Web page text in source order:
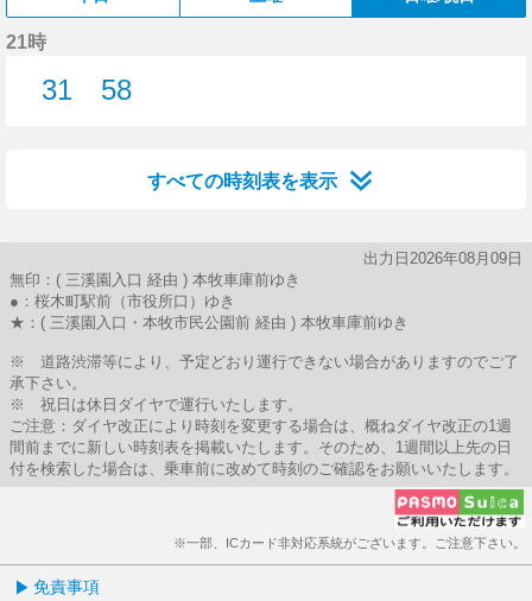
21時
31
58
すべての時刻表を表示
出力日2026年08月09日
無印：( 三溪園入口 経由 ) 本牧車庫前ゆき
●：桜木町駅前（市役所口）ゆき
★：( 三溪園入口・本牧市民公園前 経由 ) 本牧車庫前ゆき
※ 道路渋滞等により、予定どおり運行できない場合がありますのでご了
承下さい。
※ 祝日は休日ダイヤで運行いたします。
ご注意：ダイヤ改正により時刻を変更する場合は、概ねダイヤ改正の1週
間前までに新しい時刻表を掲載いたします。そのため、1週間以上先の日
付を検索した場合は、乗車前に改めて時刻のご確認をお願いいたします。
※一部、ICカード非対応系統がございます。ご注意下さい。
免責事項